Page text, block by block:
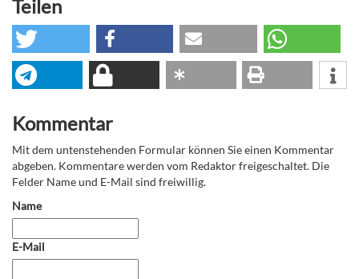
Teilen
Kommentar
Mit dem untenstehenden Formular können Sie einen Kommentar
abgeben. Kommentare werden vom Redaktor freigeschaltet. Die
Felder Name und E-Mail sind freiwillig.
Name
E-Mail